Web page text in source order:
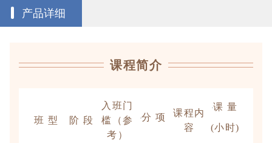
产品详细
课程简介
班 型 阶 段
入班门
槛（参
考）
分 项
课程内
容
课 量
(小时)